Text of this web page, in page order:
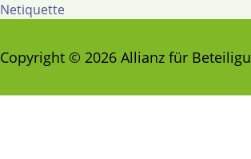
Netiquette
Copyright © 2026 Allianz für